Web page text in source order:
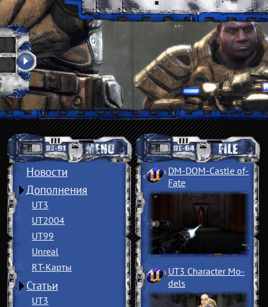
Новости
Дополнения
UT3
UT2004
UT99
Unreal
RT-Карты
Статьи
UT3
DM-DOM-Castle of­
Fate
UT3 Character Mo­
dels